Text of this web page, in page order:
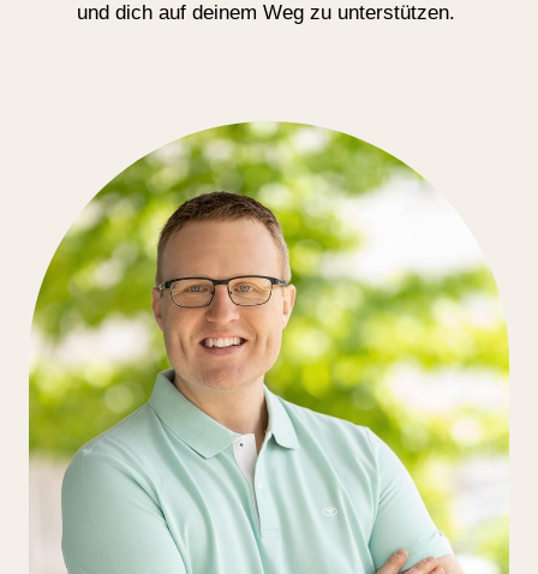
und dich auf deinem Weg zu unterstützen.